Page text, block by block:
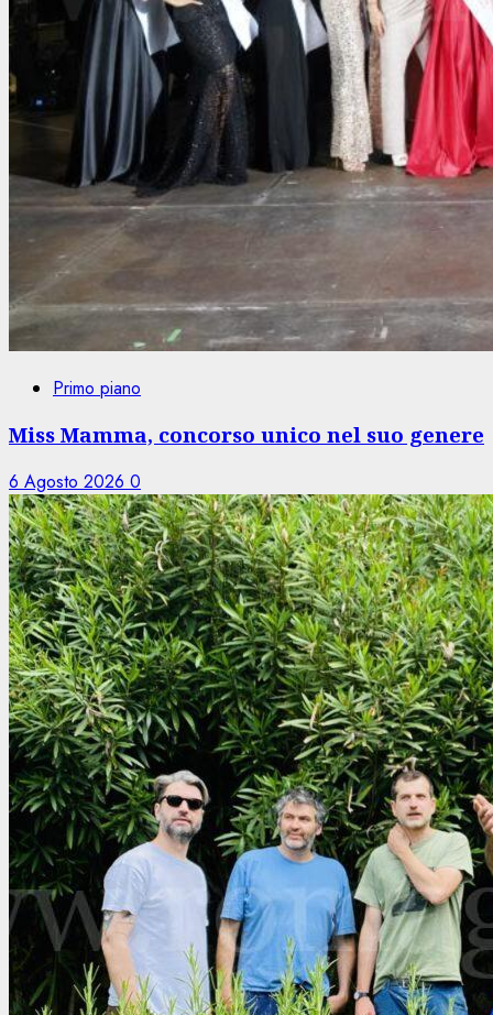
Primo piano
Miss Mamma, concorso unico nel suo genere
6 Agosto 2026 0